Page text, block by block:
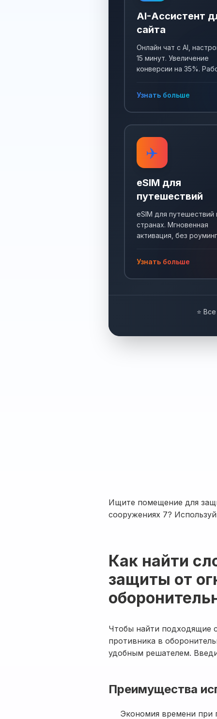
AI-Ассистент
сайта
Онлайн чат с AI,
15 минут. Увеличение
конверсии на 35%.
Узнать больше
✈️
eSIM для
путешествий
eSIM для путешествий
странах. Мгновенная
активация, без
Узнать больше
⭐
Ищите помещение для
сооружениях 7?
Как найти
защиты от
Чтобы найти подходящие
противника в
удобным решателем.
Преимущества
Экономия времени при